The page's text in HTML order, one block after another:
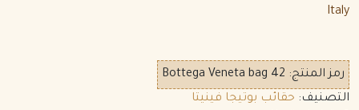
Italy
رمز المنتج: Bottega Veneta bag 42
التصنيف: حقائب بوتيجا فينيتا